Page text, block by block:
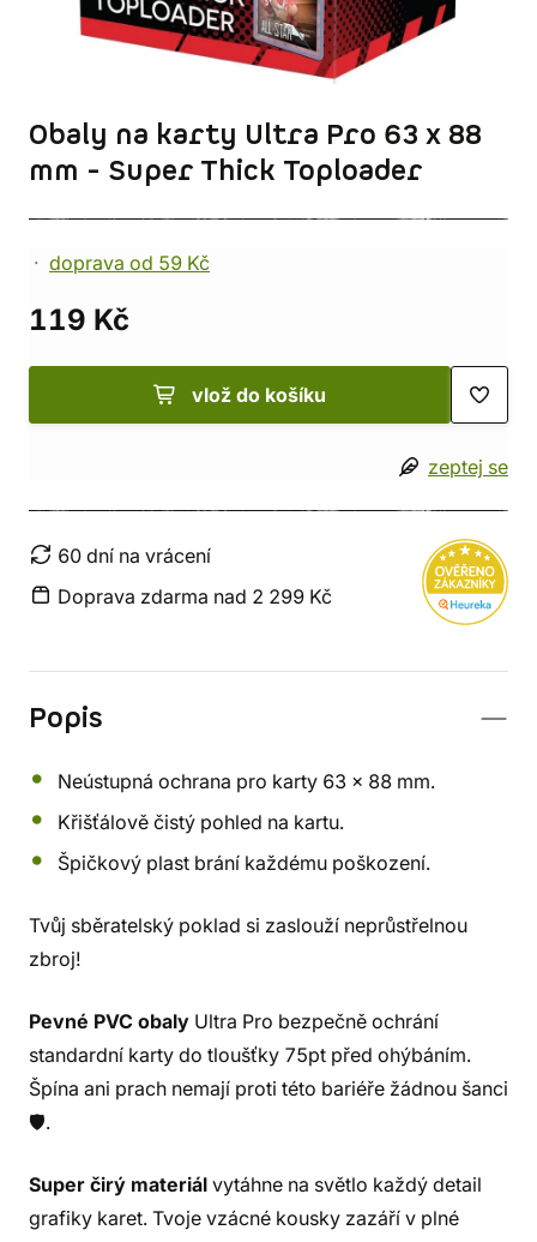
Obaly na karty Ultra Pro 63 x 88
mm - Super Thick Toploader
doprava od 59 Kč
119 Kč
vlož do košíku
zeptej se
60 dní na vrácení
Doprava zdarma nad 2 299 Kč
Popis
Neústupná ochrana pro karty 63 x 88 mm.
Křišťálově čistý pohled na kartu.
Špičkový plast brání každému poškození.
Tvůj sběratelský poklad si zaslouží neprůstřelnou
zbroj!
Pevné PVC obaly Ultra Pro bezpečně ochrání
standardní karty do tloušťky 75pt před ohýbáním.
Špína ani prach nemají proti této bariéře žádnou šanci
🛡️.
Super čirý materiál vytáhne na světlo každý detail
grafiky karet. Tvoje vzácné kousky zazáří v plné